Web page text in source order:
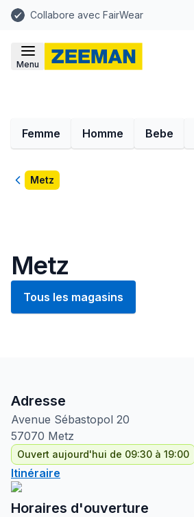
Collabore avec FairWear
Menu
Femme Homme Bebe
Retour
Metz
Metz
Tous les magasins
Adresse
Avenue Sébastopol 20
57070 Metz
Ouvert aujourd'hui de 09:30 à 19:00
Itinéraire
Horaires d'ouverture